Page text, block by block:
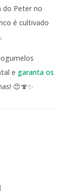
do Peter no
é cultivado
e garanta os
😍🍄✨